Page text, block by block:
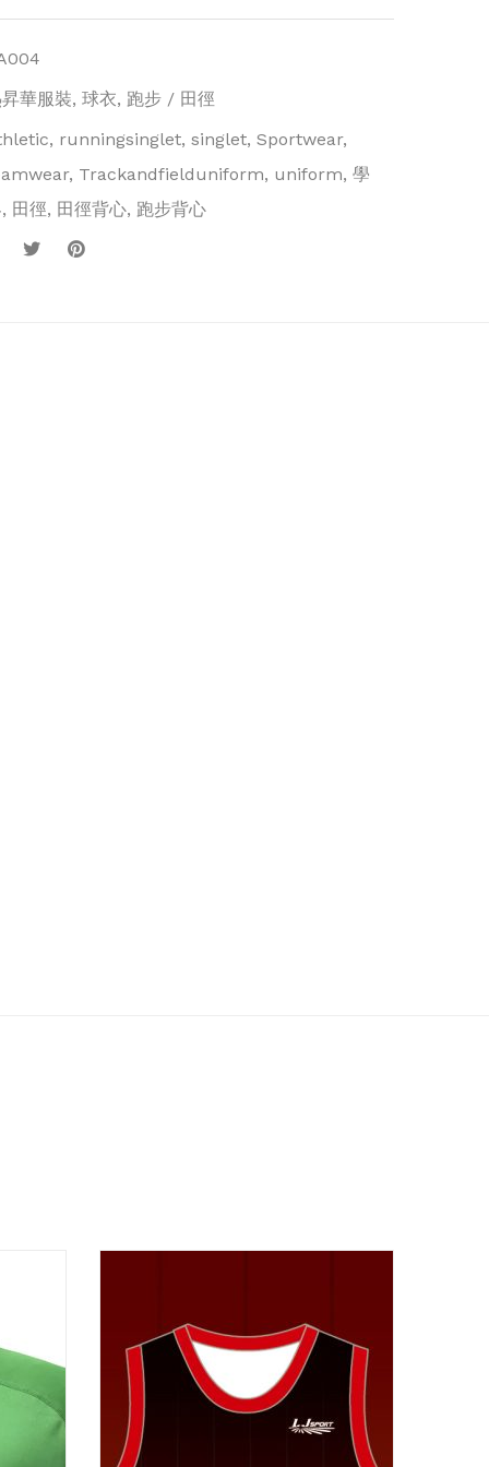
華服裝, 球衣, 跑步 / 田徑
, runningsinglet, singlet, Sportwear,
, Trackandfielduniform, uniform, 學
, 田徑, 田徑背心, 跑步背心